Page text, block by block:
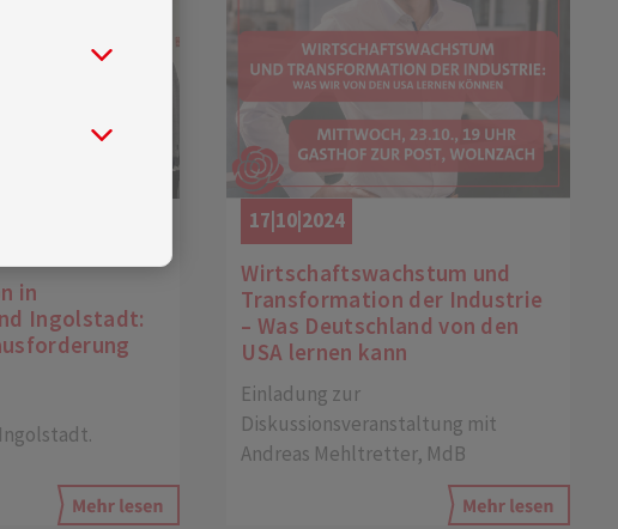
in
Ingolstadt:
17|10|2024
Wirtschaftswachstum und
Transformation der Industrie
– Was Deutschland von den
USA lernen kann
Einladung zur
Diskussionsveranstaltung mit
Andreas Mehltretter, MdB